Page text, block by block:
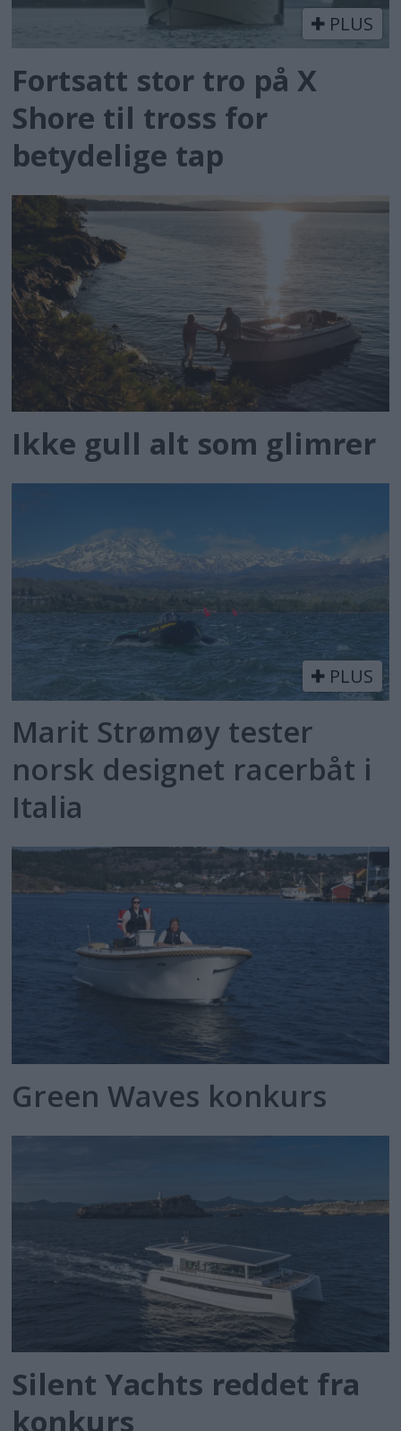
PLUS
Fortsatt stor tro på X
Shore til tross for
betydelige tap
Ikke gull alt som glimrer
PLUS
Marit Strømøy tester
norsk designet racerbåt i
Italia
Green Waves konkurs
Silent Yachts reddet fra
konkurs